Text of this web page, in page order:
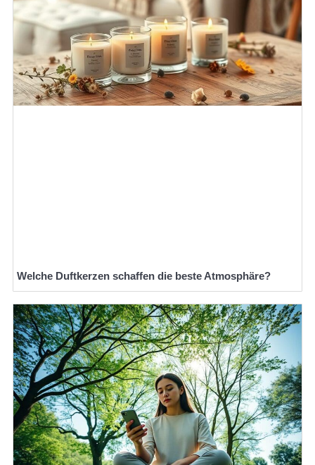
Welche Duftkerzen schaffen die beste Atmosphäre?